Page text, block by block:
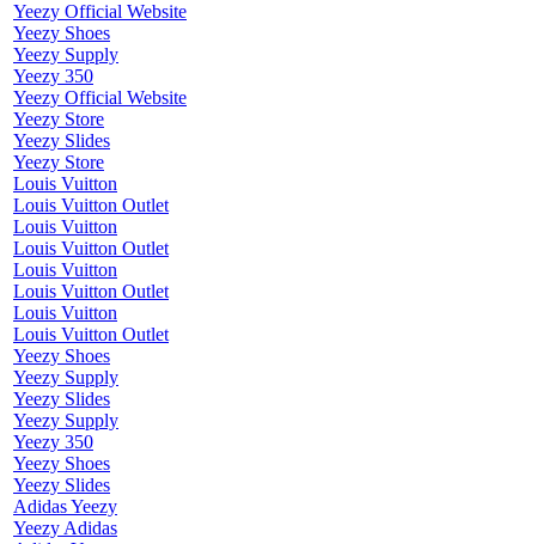
Yeezy Official Website
Yeezy Shoes
Yeezy Supply
Yeezy 350
Yeezy Official Website
Yeezy Store
Yeezy Slides
Yeezy Store
Louis Vuitton
Louis Vuitton Outlet
Louis Vuitton
Louis Vuitton Outlet
Louis Vuitton
Louis Vuitton Outlet
Louis Vuitton
Louis Vuitton Outlet
Yeezy Shoes
Yeezy Supply
Yeezy Slides
Yeezy Supply
Yeezy 350
Yeezy Shoes
Yeezy Slides
Adidas Yeezy
Yeezy Adidas